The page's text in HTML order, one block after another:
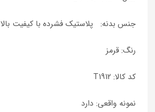
جنس بدنه: پلاستیک فشرده با کیفیت بالا
رنگ: قرمز
کد کالا: T1912
نمونه واقعی: دارد